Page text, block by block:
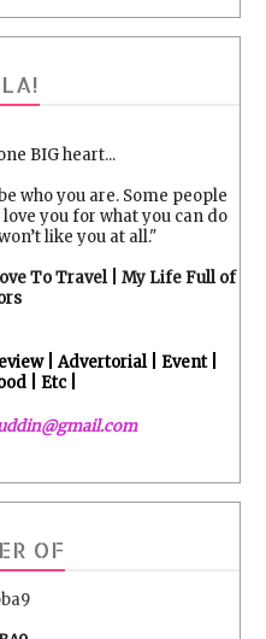
BIG heart...
who you are. Some people
you for what you can do
like you at all."
To Travel | My Life Full of
| Advertorial | Event |
| Etc |
OF